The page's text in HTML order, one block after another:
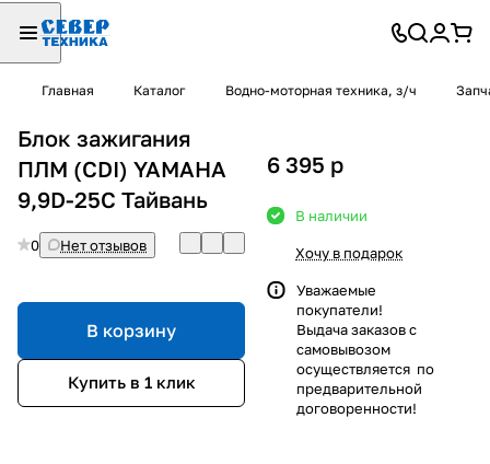
Главная Каталог Водно-моторная техника, з/ч
Блок зажигания
ПЛМ (CDI) YAMAHA
9,9D-25C Тайвань
0 Нет отзывов
В корзину
Купить в 1 клик
6 395 p
В наличии
Хочу в подарок
Уважаемые
покупатели!
Выдача заказов с
самовывозом
осуществляется по
предварительной
договоренности!